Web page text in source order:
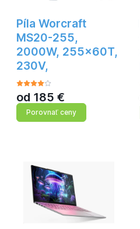
Píla Worcraft
MS20-255,
2000W, 255x60T,
230V,
od 185 €
Porovnať ceny